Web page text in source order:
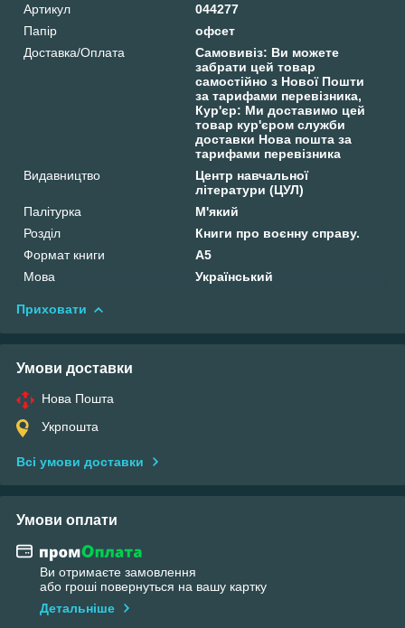
Артикул
044277
Папір
офсет
Доставка/Оплата
Самовивіз: Ви можете
забрати цей товар
самостійно з Нової Пошти
за тарифами перевізника,
Кур'єр: Ми доставимо цей
товар кур'єром служби
доставки Нова пошта за
тарифами перевізника
Видавництво
Центр навчальної
літератури (ЦУЛ)
Палітурка
М'який
Розділ
Книги про воєнну справу.
Формат книги
А5
Мова
Український
Приховати
Умови доставки
Нова Пошта
Укрпошта
Всі умови доставки
Умови оплати
Ви отримаєте замовлення
або гроші повернуться на вашу картку
Детальніше